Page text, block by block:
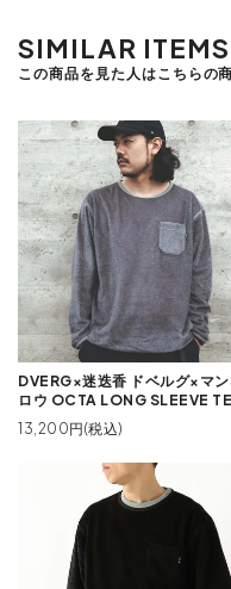
SIMILAR ITEMS
この商品を見た人はこちらの
DVERG×迷迭香 ドベルグ×マ
ロウ OCTA LONG SLEEVE
13,200円(税込)